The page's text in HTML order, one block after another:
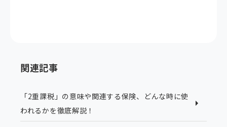
関連記事
「2重課税」の意味や関連する保険、どんな時に使
われるかを徹底解説！